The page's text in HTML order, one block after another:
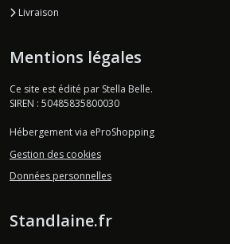
Livraison
Mentions légales
Ce site est édité par Stella Belle.
SIREN : 50485835800030
Hébergement via eProShopping
Gestion des cookies
Données personnelles
Standlaine.fr